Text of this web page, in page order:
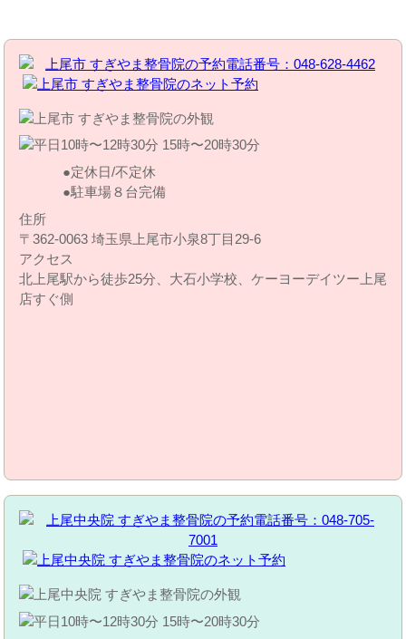
定休日/不定休
駐車場８台完備
住所
〒362-0063 埼玉県上尾市小泉8丁目29‐6
アクセス
北上尾駅から徒歩25分、大石小学校、ケーヨーデイツー上尾
店すぐ側